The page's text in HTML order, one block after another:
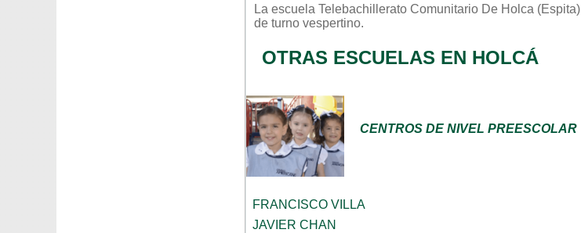
La escuela Telebachillerato Comunitario De Holca (espita)
de turno vespertino.
OTRAS ESCUELAS EN HOLCÁ
CENTROS DE NIVEL PREESCOLAR
FRANCISCO VILLA
JAVIER CHAN